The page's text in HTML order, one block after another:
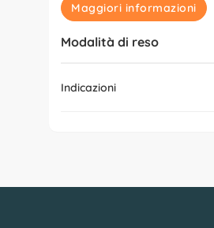
Maggiori informazioni
Modalità di reso
Indicazioni